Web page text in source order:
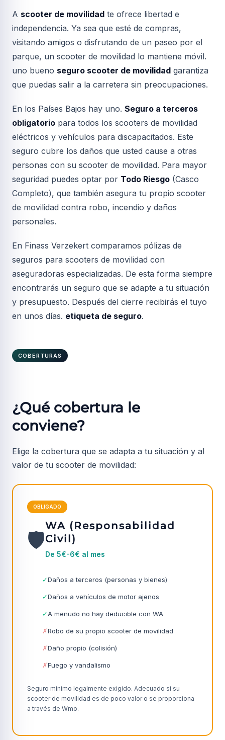
A scooter de movilidad te ofrece libertad e
independencia. Ya sea que esté de compras,
visitando amigos o disfrutando de un paseo por el
parque, un scooter de movilidad lo mantiene móvil.
uno bueno seguro scooter de movilidad garantiza
que puedas salir a la carretera sin preocupaciones.
En los Países Bajos hay uno. Seguro a terceros
obligatorio para todos los scooters de movilidad
eléctricos y vehículos para discapacitados. Este
seguro cubre los daños que usted cause a otras
personas con su scooter de movilidad. Para mayor
seguridad puedes optar por Todo Riesgo (Casco
Completo), que también asegura tu propio scooter
de movilidad contra robo, incendio y daños
personales.
En Finass Verzekert comparamos pólizas de
seguros para scooters de movilidad con
aseguradoras especializadas. De esta forma siempre
encontrarás un seguro que se adapte a tu situación
y presupuesto. Después del cierre recibirás el tuyo
en unos días. etiqueta de seguro.
COBERTURAS
¿Qué cobertura le
conviene?
Elige la cobertura que se adapta a tu situación y al
valor de tu scooter de movilidad:
OBLIGADO
🛡️
WA (Responsabilidad
Civil)
De 5€-6€ al mes
✓Daños a terceros (personas y bienes)
✓Daños a vehículos de motor ajenos
✓A menudo no hay deducible con WA
✗Robo de su propio scooter de movilidad
✗Daño propio (colisión)
✗Fuego y vandalismo
Seguro mínimo legalmente exigido. Adecuado si su
scooter de movilidad es de poco valor o se proporciona
a través de Wmo.